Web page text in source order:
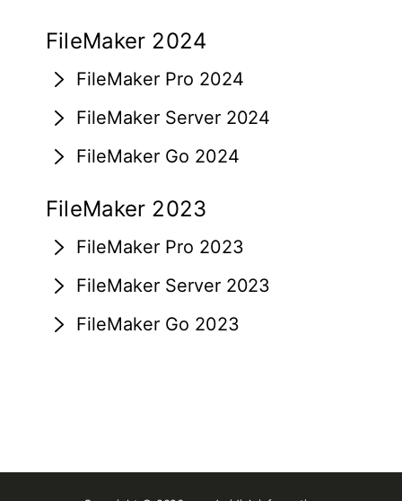
FileMaker 2024
FileMaker Pro 2024
FileMaker Server 2024
FileMaker Go 2024
FileMaker 2023
FileMaker Pro 2023
FileMaker Server 2023
FileMaker Go 2023